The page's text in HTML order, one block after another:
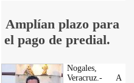
Amplían plazo para
el pago de predial.
Nogales,
Veracruz.- A